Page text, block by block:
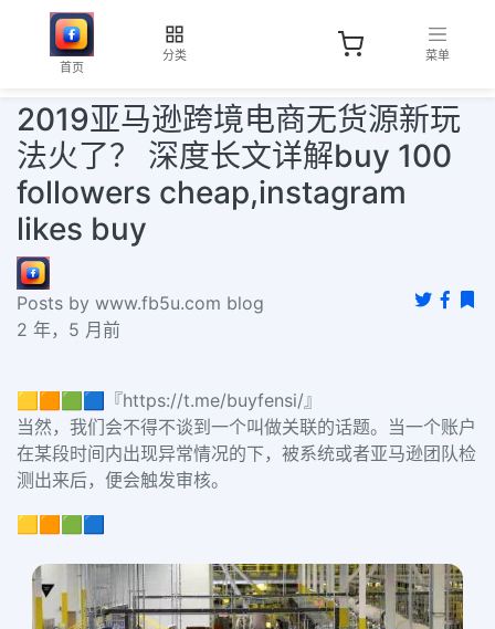
首页
分类 菜单
2019亚马逊跨境电商无货源新玩
法火了？ 深度长文详解buy 100
followers cheap,instagram
likes buy
Posts by www.fb5u.com blog
2 年，5 月前
🟨🟧🟩🟦『https://t.me/buyfensi/』
当然，我们会不得不谈到一个叫做关联的话题。当一个账户
在某段时间内出现异常情况的下，被系统或者亚马逊团队检
测出来后，便会触发审核。
🟨🟧🟩🟦